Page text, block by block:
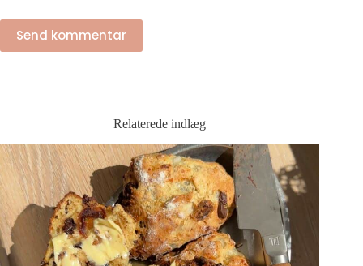
Send kommentar
Relaterede indlæg